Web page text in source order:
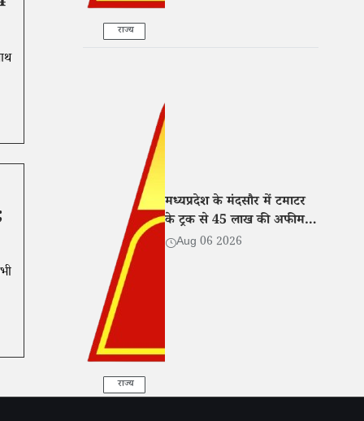
राज्य
राज्य
मध्यप्रदेश के मंदसौर में टमाटर
के ट्रक से 45 लाख की अफीम
बरामद, तीन तस्कर गिरफ्तार
Aug 06 2026